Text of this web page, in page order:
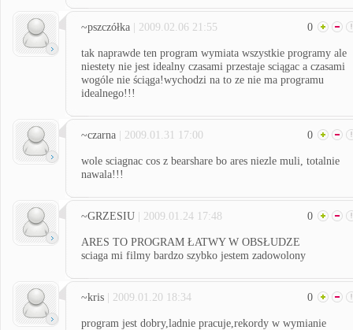
~pszczółka | 2009.02.06 21:55 0
tak naprawde ten program wymiata wszystkie programy ale
niestety nie jest idealny czasami przestaje sciągac a czasami
wogóle nie ściąga!wychodzi na to ze nie ma programu
idealnego!!!
~czarna | 2009.01.31 17:00 0
wole sciagnac cos z bearshare bo ares niezle muli, totalnie
nawala!!!
~GRZESIU | 2009.01.24 17:48 0
ARES TO PROGRAM ŁATWY W OBSŁUDZE
sciaga mi filmy bardzo szybko jestem zadowolony
~kris | 2009.01.20 18:34 0
program jest dobry,ladnie pracuje,rekordy w wymianie